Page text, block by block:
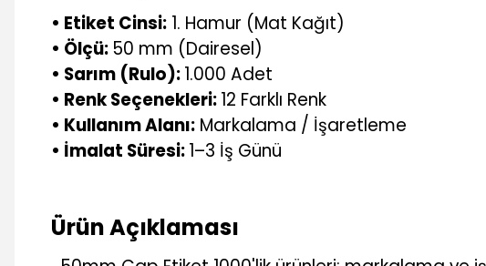
• Etiket Cinsi: 1. Hamur (Mat Kağıt)
• Ölçü:50 mm (Dairesel)
• Sarım (Rulo):1.000 Adet
• Renk Seçenekleri:12 Farklı Renk
• Kullanım Alanı: Markalama / İşaretleme
• İmalat Süresi:1–3 İş Günü
Ürün Açıklaması